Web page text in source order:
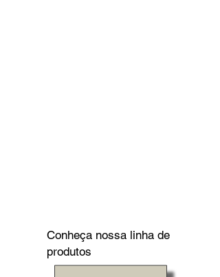
Conheça nossa linha de
produtos